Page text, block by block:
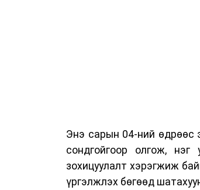
Энэ сарын 04-ний өдрөөс
сондгойгоор олгож, нэг
зохицуулалт хэрэгжиж
үргэлжлэх бөгөөд